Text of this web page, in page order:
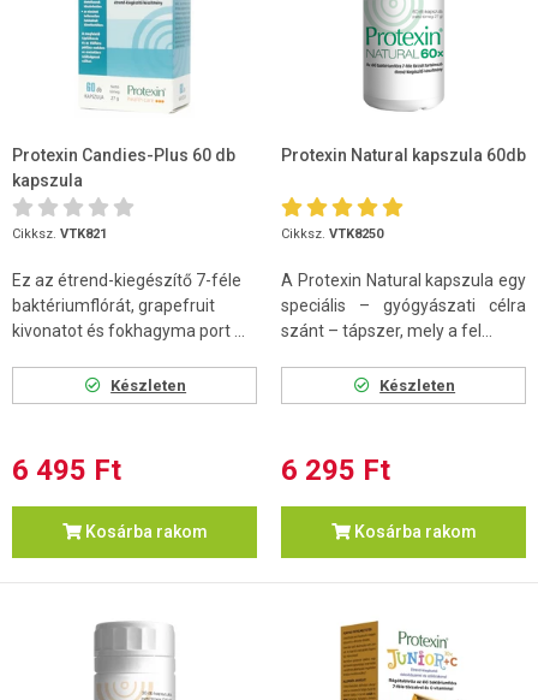
Protexin Candies-Plus 60 db
kapszula
Cikksz. VTK821
Ez az étrend-kiegészítő 7-féle
baktériumflórát, grapefruit
kivonatot és fokhagyma port ...
Készleten
6 495 Ft
Kosárba rakom
Protexin Natural kapszula 60db
Cikksz. VTK8250
A Protexin Natural kapszula egy
speciális – gyógyászati célra
szánt – tápszer, mely a fel...
Készleten
6 295 Ft
Kosárba rakom